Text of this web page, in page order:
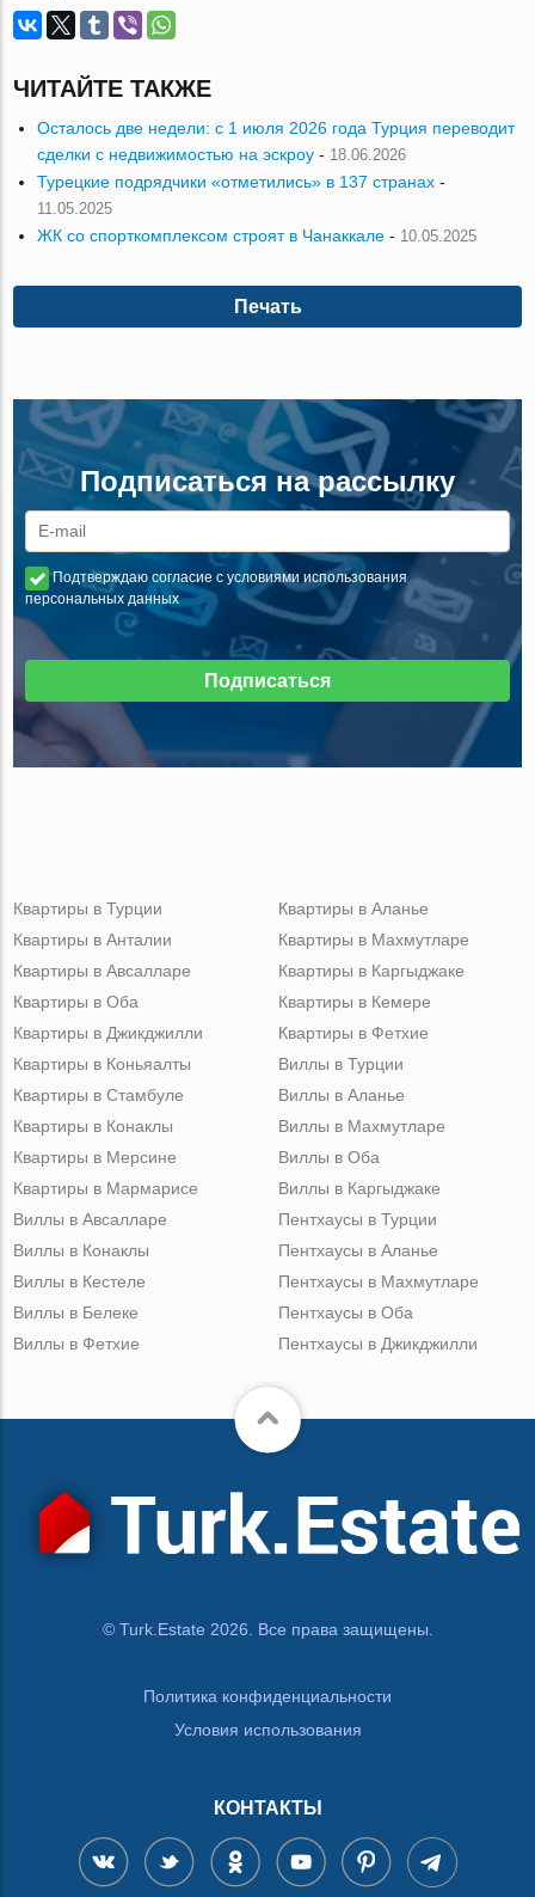
ЧИТАЙТЕ ТАКЖЕ
Осталось две недели: с 1 июля 2026 года Турция переводит
сделки с недвижимостью на эскроу - 18.06.2026
Турецкие подрядчики «отметились» в 137 странах -
11.05.2025
ЖК со спорткомплексом строят в Чанаккале - 10.05.2025
Печать
Подписаться на рассылку
Подтверждаю согласие с условиями использования
персональных данных
Подписаться
Квартиры в Турции
Квартиры в Анталии
Квартиры в Авсалларе
Квартиры в Оба
Квартиры в Джикджилли
Квартиры в Аланье
Квартиры в Махмутларе
Квартиры в Каргыджаке
Квартиры в Кемере
Квартиры в Фетхие
Квартиры в Коньяалты
Квартиры в Стамбуле
Квартиры в Конаклы
Квартиры в Мерсине
Квартиры в Мармарисе
Виллы в Турции
Виллы в Аланье
Виллы в Махмутларе
Виллы в Оба
Виллы в Каргыджаке
Виллы в Авсалларе
Виллы в Конаклы
Виллы в Кестеле
Виллы в Белеке
Виллы в Фетхие
Пентхаусы в Турции
Пентхаусы в Аланье
Пентхаусы в Махмутларе
Пентхаусы в Оба
Пентхаусы в Джикджилли
© Turk.Estate 2026. Все права защищены.
Политика конфиденциальности
Условия использования
КОНТАКТЫ